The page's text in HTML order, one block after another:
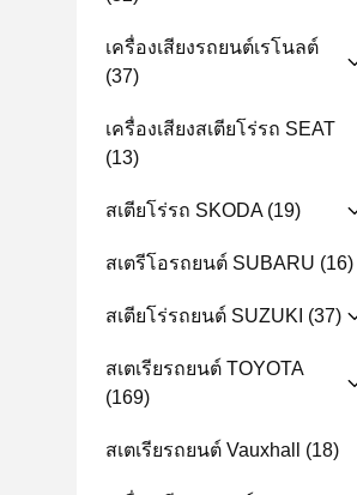
เครื่องเสียงรถยนต์เรโนลต์
(37)
เครื่องเสียงสเตียโร่รถ SEAT
(13)
สเตียโร่รถ SKODA(19)
สเตรีโอรถยนต์ SUBARU (16)
สเตียโร่รถยนต์ SUZUKI (37)
สเตเรียรถยนต์ TOYOTA
(169)
สเตเรียรถยนต์ Vauxhall (18)